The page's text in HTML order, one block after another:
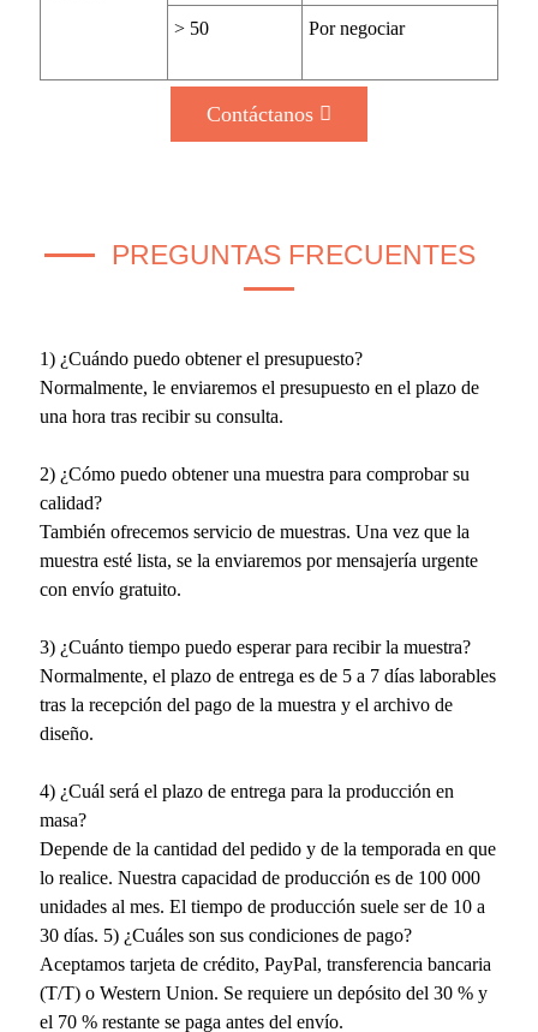
> 50 Por negociar
Contáctanos
PREGUNTAS FRECUENTES
1) ¿Cuándo puedo obtener el presupuesto?
Normalmente, le enviaremos el presupuesto en el plazo de
una hora tras recibir su consulta.
2) ¿Cómo puedo obtener una muestra para comprobar su
calidad?
También ofrecemos servicio de muestras. Una vez que la
muestra esté lista, se la enviaremos por mensajería urgente
con envío gratuito.
3) ¿Cuánto tiempo puedo esperar para recibir la muestra?
Normalmente, el plazo de entrega es de 5 a 7 días laborables
tras la recepción del pago de la muestra y el archivo de
diseño.
4) ¿Cuál será el plazo de entrega para la producción en
masa?
Depende de la cantidad del pedido y de la temporada en que
lo realice. Nuestra capacidad de producción es de 100 000
unidades al mes. El tiempo de producción suele ser de 10 a
30 días. 5) ¿Cuáles son sus condiciones de pago?
Aceptamos tarjeta de crédito, PayPal, transferencia bancaria
(T/T) o Western Union. Se requiere un depósito del 30 % y
el 70 % restante se paga antes del envío.